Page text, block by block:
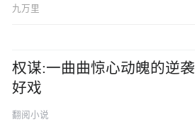
九万里
权谋:一曲曲惊心动魄的逆袭
好戏
翻阅小说